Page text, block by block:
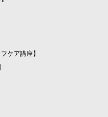
ケア講座】